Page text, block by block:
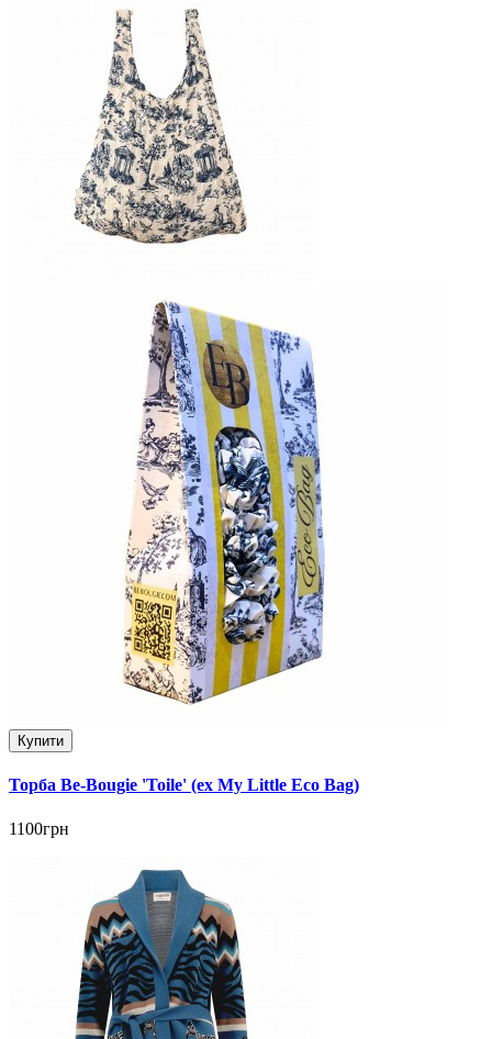
Купити
Торба Be-Bougie 'Toile' (ex My Little Eco Bag)
1100грн